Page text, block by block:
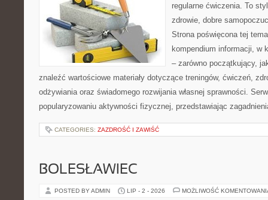
regularne ćwiczenia. To
zdrowie, dobre
Strona poświęcona tej
kompendium informacji, w
– zarówno początkujący,
znaleźć wartościowe materiały dotyczące treningów, ćwiczeń,
odżywiania oraz świadomego rozwijania własnej sprawności.
popularyzowaniu aktywności fizycznej, przedstawiając
CATEGORIES: ZAZDROŚĆ I ZAWIŚĆ
BOLESŁAWIEC
POSTED BY ADMIN LIP - 2 - 2026 MOŻLIWOŚĆ